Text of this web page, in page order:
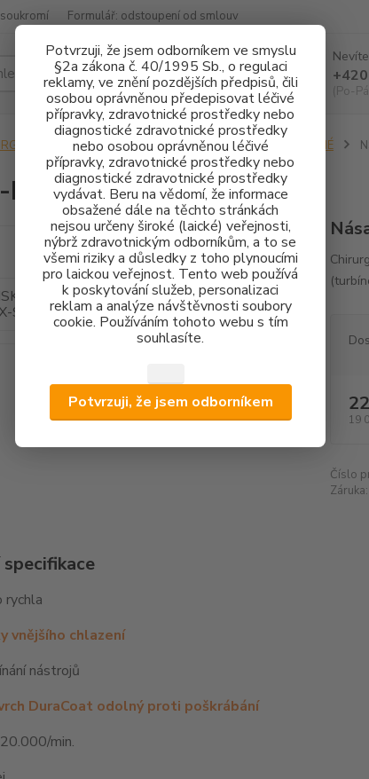
Potvrzuji, že jsem odborníkem ve smyslu
§2a zákona č. 40/1995 Sb., o regulaci
reklamy, ve znění pozdějších předpisů, čili
osobou oprávněnou předepisovat léčivé
přípravky, zdravotnické prostředky nebo
diagnostické zdravotnické prostředky
nebo osobou oprávněnou léčivé
přípravky, zdravotnické prostředky nebo
diagnostické zdravotnické prostředky
vydávat. Beru na vědomí, že informace
obsažené dále na těchto stránkách
nejsou určeny široké (laické) veřejnosti,
nýbrž zdravotnickým odborníkům, a to se
všemi riziky a důsledky z toho plynoucími
pro laickou veřejnost. Tento web používá
k poskytování služeb, personalizaci
reklam a analýze návštěvnosti soubory
cookie. Používáním tohoto webu s tím
souhlasíte.
Potvrzuji, že jsem odborníkem
Formulář: odstoupení od smlouv
Hledat
(Po-
IMPLANTOLOGIE CHIRURGICKÉ NÁSADCE - LOMENÉ
Max X-SG93
19
Číslo
Záruka:
rychla
vnějšího chlazení
nástrojů
DuraCoat odolný proti poškrábání
min.